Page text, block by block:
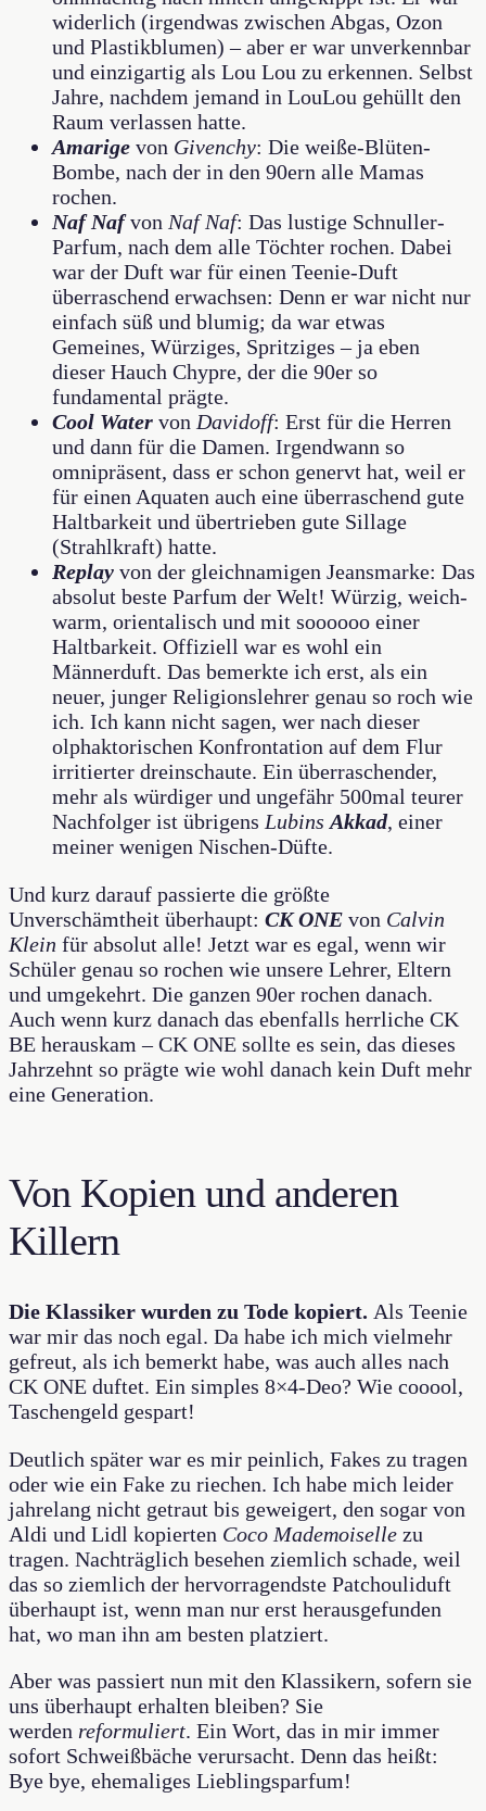
widerlich (irgendwas zwischen Abgas, Ozon
und Plastikblumen) – aber er war unverkennbar
und einzigartig als Lou Lou zu erkennen. Selbst
Jahre, nachdem jemand in LouLou gehüllt den
Raum verlassen hatte.
Amarige von Givenchy: Die weiße-Blüten-
Bombe, nach der in den 90ern alle Mamas
rochen.
Naf Nafvon Naf Naf: Das lustige Schnuller-
Parfum, nach dem alle Töchter rochen. Dabei
war der Duft war für einen Teenie-Duft
überraschend erwachsen: Denn er war nicht nur
einfach süß und blumig; da war etwas
Gemeines, Würziges, Spritziges – ja eben
dieser Hauch Chypre, der die 90er so
fundamental prägte.
Cool Water von Davidoff: Erst für die Herren
und dann für die Damen. Irgendwann so
omnipräsent, dass er schon genervt hat, weil er
für einen Aquaten auch eine überraschend gute
Haltbarkeit und übertrieben gute Sillage
(Strahlkraft) hatte.
Replay von der gleichnamigen Jeansmarke: Das
absolut beste Parfum der Welt! Würzig, weich-
warm, orientalisch und mit soooooo einer
Haltbarkeit. Offiziell war es wohl ein
Männerduft. Das bemerkte ich erst, als ein
neuer, junger Religionslehrer genau so roch wie
ich. Ich kann nicht sagen, wer nach dieser
olphaktorischen Konfrontation auf dem Flur
irritierter dreinschaute. Ein überraschender,
mehr als würdiger und ungefähr 500mal teurer
Nachfolger ist übrigens Lubins Akkad, einer
meiner wenigen Nischen-Düfte.
Und kurz darauf passierte die größte
Unverschämtheit überhaupt: CK ONE von Calvin
Klein für absolut alle! Jetzt war es egal, wenn wir
Schüler genau so rochen wie unsere Lehrer, Eltern
und umgekehrt. Die ganzen 90er rochen danach.
Auch wenn kurz danach das ebenfalls herrliche CK
BE herauskam – CK ONE sollte es sein, das dieses
Jahrzehnt so prägte wie wohl danach kein Duft mehr
eine Generation.
Von Kopien und anderen
Killern
Die Klassiker wurden zu Tode kopiert. Als Teenie
war mir das noch egal. Da habe ich mich vielmehr
gefreut, als ich bemerkt habe, was auch alles nach
CK ONE duftet. Ein simples 8×4-Deo? Wie cooool,
Taschengeld gespart!
Deutlich später war es mir peinlich, Fakes zu tragen
oder wie ein Fake zu riechen. Ich habe mich leider
jahrelang nicht getraut bis geweigert, den sogar von
Aldi und Lidl kopierten Coco Mademoiselle zu
tragen. Nachträglich besehen ziemlich schade, weil
das so ziemlich der hervorragendste Patchouliduft
überhaupt ist, wenn man nur erst herausgefunden
hat, wo man ihn am besten platziert.
Aber was passiert nun mit den Klassikern, sofern sie
uns überhaupt erhalten bleiben? Sie
werden reformuliert. Ein Wort, das in mir immer
sofort Schweißbäche verursacht. Denn das heißt:
Bye bye, ehemaliges Lieblingsparfum!